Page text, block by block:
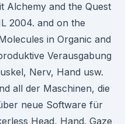
Alchemy and the Quest
2004. and on the
in Organic and
Verausgabung
Nerv, Hand usw.
all der Maschinen, die
neue Software für
Head, Hand. Gaze